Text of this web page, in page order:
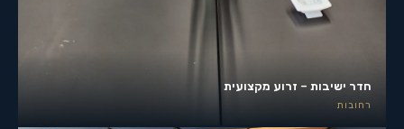
חדר ישיבות – זרוע מקצועית
רחובות